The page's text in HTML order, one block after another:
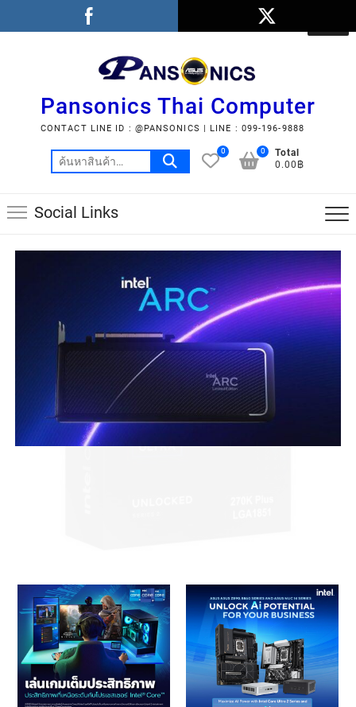
Pansonics Thai Computer
CONTACT LINE ID : @PANSONICS | LINE : 099-196-9888
0
Total
0.00฿
0
Social Links